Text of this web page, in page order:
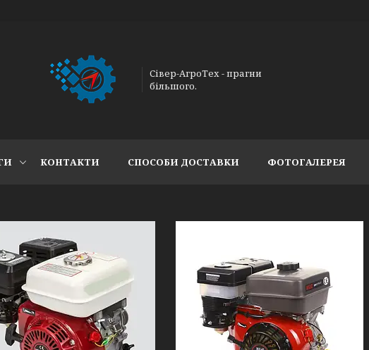
Сівер-АгроТех - прагни
більшого.
КОНТАКТИ СПОСОБИ ДОСТАВКИ ФОТОГАЛЕРЕЯ